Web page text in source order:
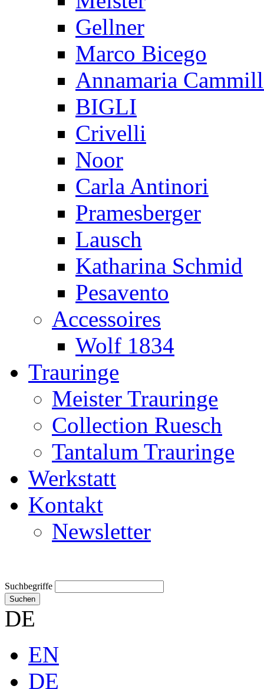
Gellner
Marco Bicego
Annamaria
BIGLI
Crivelli
Noor
Carla Antinori
Pramesberger
Lausch
Katharina Schmid
Pesavento
Accessoires
Wolf 1834
Trauringe
Meister Trauringe
Collection Ruesch
Tantalum Trauringe
Werkstatt
Kontakt
Newsletter
Suchbegriffe
Suchen
DE
EN
DE